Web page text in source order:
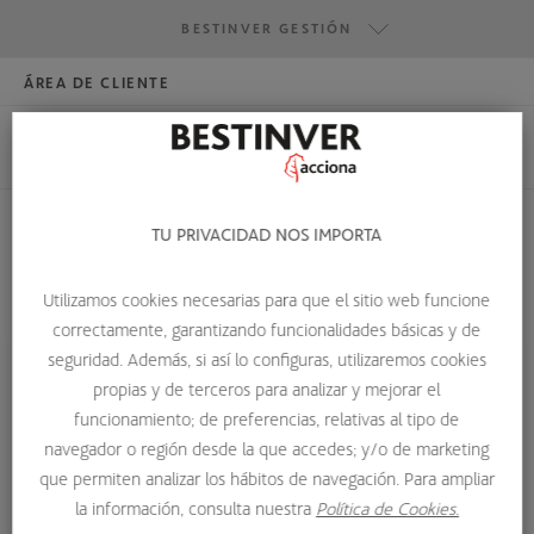
BESTINVER GESTIÓN
BESTINVER SECURITIES
ÁREA DE CLIENTE
HOME GLOSARIO DE TÉRMINOS PRODUCTOS ESTRUCTURADOS
Productos estructurados
Un producto estructurado se define como un producto
financiero cuyos activos que lo componen es una
TU PRIVACIDAD NOS IMPORTA
Utilizamos cookies necesarias para que el sitio web funcione
correctamente, garantizando funcionalidades básicas y de
seguridad. Además, si así lo configuras, utilizaremos cookies
propias y de terceros para analizar y mejorar el
funcionamiento; de preferencias, relativas al tipo de
navegador o región desde la que accedes; y/o de marketing
que permiten analizar los hábitos de navegación. Para ampliar
la información, consulta nuestra Política de Cookies.